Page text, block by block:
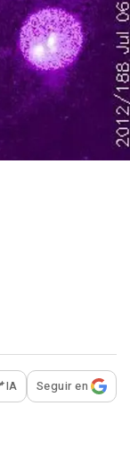
para
IA Seguir en